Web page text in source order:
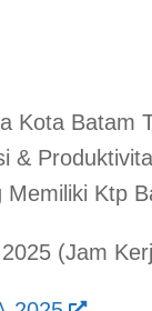
Kota Batam
&
Memiliki Ktp
(Jam